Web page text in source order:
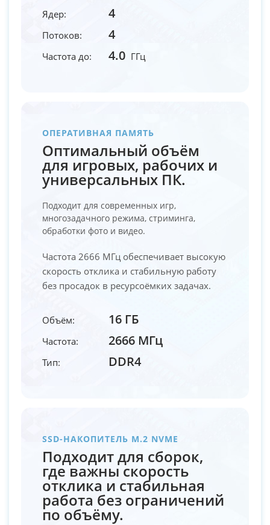
Ядер: 4
Потоков: 4
Частота до: 4.0 ГГц
ОПЕРАТИВНАЯ ПАМЯТЬ
Оптимальный объём
для игровых, рабочих и
универсальных ПК.
Подходит для современных игр,
многозадачного режима, стриминга,
обработки фото и видео.
Частота 2666 МГц обеспечивает высокую
скорость отклика и стабильную работу
без просадок в ресурсоёмких задачах.
Объём: 16 ГБ
Частота: 2666 МГц
Тип: DDR4
SSD-НАКОПИТЕЛЬ M.2 NVME
Подходит для сборок,
где важны скорость
отклика и стабильная
работа без ограничений
по объёму.